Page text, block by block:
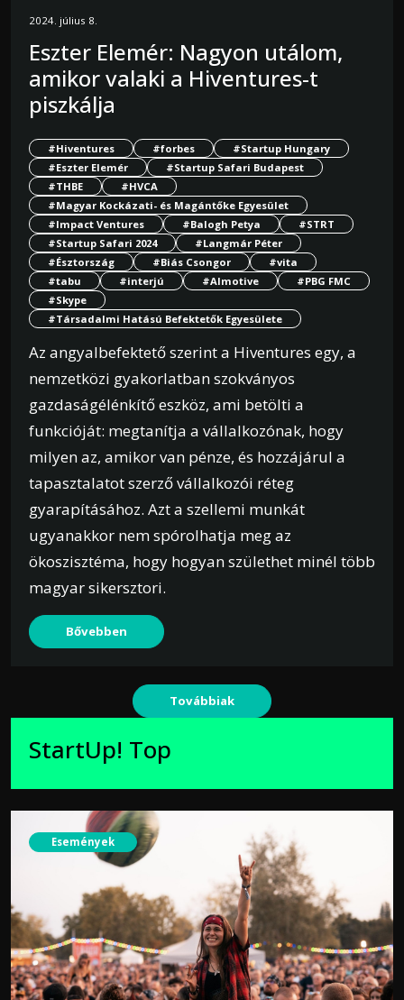
2024. július 8.
Eszter Elemér: Nagyon utálom,
amikor valaki a Hiventures-t
piszkálja
#Hiventures #forbes
#Startup Hungary
#Eszter Elemér
#Startup Safari Budapest
#THBE
#HVCA
#Magyar Kockázati- és Magántőke Egyesület
#Impact Ventures
#Balogh Petya
#STRT
#Startup Safari 2024
#Langmár Péter
#Észtország
#Biás Csongor
#vita
#tabu
#interjú #Almotive
#PBG FMC
#Skype
#Társadalmi Hatású Befektetők Egyesülete
Az angyalbefektető szerint a Hiventures egy, a
nemzetközi gyakorlatban szokványos
gazdaságélénkítő eszköz, ami betölti a
funkcióját: megtanítja a vállalkozónak, hogy
milyen az, amikor van pénze, és hozzájárul a
tapasztalatot szerző vállalkozói réteg
gyarapításához. Azt a szellemi munkát
ugyanakkor nem spórolhatja meg az
ökoszisztéma, hogy hogyan születhet minél több
magyar sikersztori.
Bővebben
Továbbiak
StartUp! Top
Események